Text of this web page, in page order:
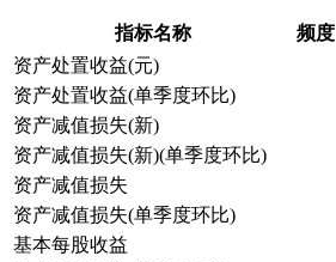
指标名称 频度
资产处置收益(元)
资产处置收益(单季度环比)
资产减值损失(新)
资产减值损失(新)(单季度环比)
资产减值损失
资产减值损失(单季度环比)
基本每股收益